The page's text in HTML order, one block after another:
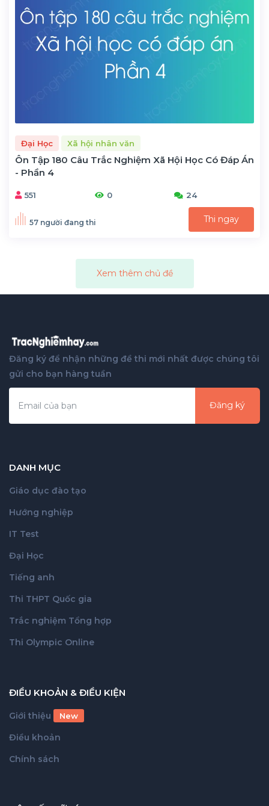
Đại Học Xã hội nhân văn
Ôn Tập 180 Câu Trắc Nghiệm Xã Hội Học Có Đáp Án
- Phần 4
551 0 24
57 người đang thi Thi ngay
Xem thêm chủ đề
Đăng ký để nhận những đề thi mới nhất được chúng tôi
gửi cho bạn hàng tuần
Đăng ký
DANH MỤC
Giáo dục đào tạo
Hướng nghiệp
IT Test
Đại Học
Tiếng anh
Thi THPT Quốc gia
Trắc nghiệm Tổng hợp
Thi Olympic Online
ĐIỀU KHOẢN & ĐIỀU KIỆN
Giới thiệu New
Điều khoản
Chính sách